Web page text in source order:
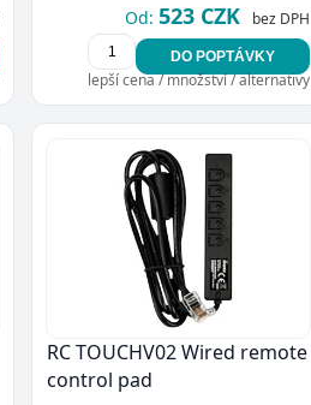
Od: 523 CZK bez DPH
DO POPTÁVKY
lepší cena / množství / alternativy
RC TOUCHV02 Wired remote
control pad